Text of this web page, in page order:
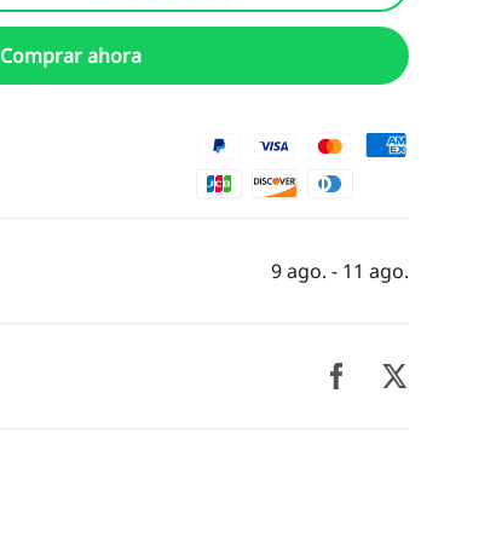
Comprar ahora
9 ago. - 11 ago.